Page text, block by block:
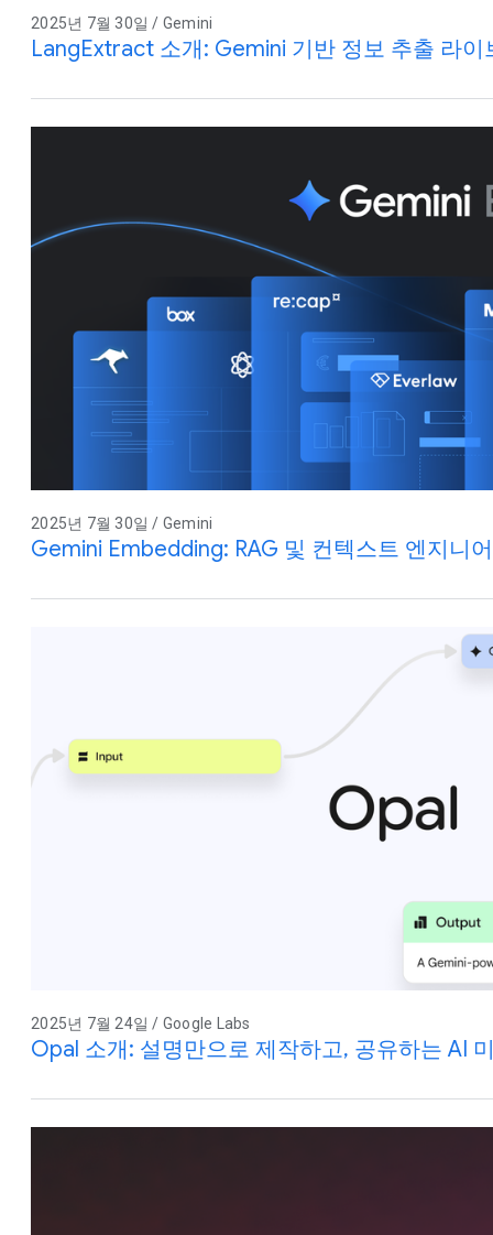
2025년 7월 30일 / Gemini
LangExtract 소개: Gemini 기반 정보 추출 라이
2025년 7월 30일 / Gemini
Gemini Embedding: RAG 및 컨텍스트 엔지니
2025년 7월 24일 / Google Labs
Opal 소개: 설명만으로 제작하고, 공유하는 AI